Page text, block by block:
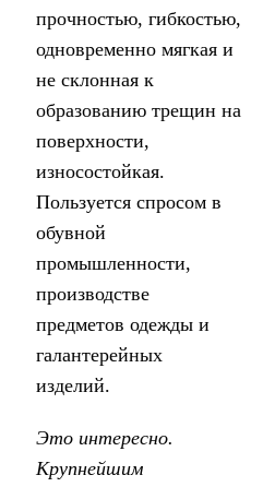
прочностью, гибкостью,
одновременно мягкая и
не склонная к
образованию трещин на
поверхности,
износостойкая.
Пользуется спросом в
обувной
промышленности,
производстве
предметов одежды и
галантерейных
изделий.
Это интересно.
Крупнейшим